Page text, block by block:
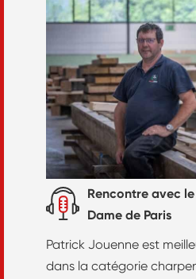
Rencontre avec
Dame de Paris
Patrick Jouenne est
dans la catégorie